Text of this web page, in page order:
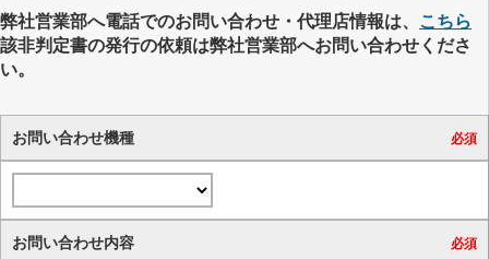
弊社営業部へ電話でのお問い合わせ・代理店情報は、 こちら
該非判定書の発行の依頼は弊社営業部へお問い合わせくださ
い。
お問い合わせ機種 必須
お問い合わせ内容 必須